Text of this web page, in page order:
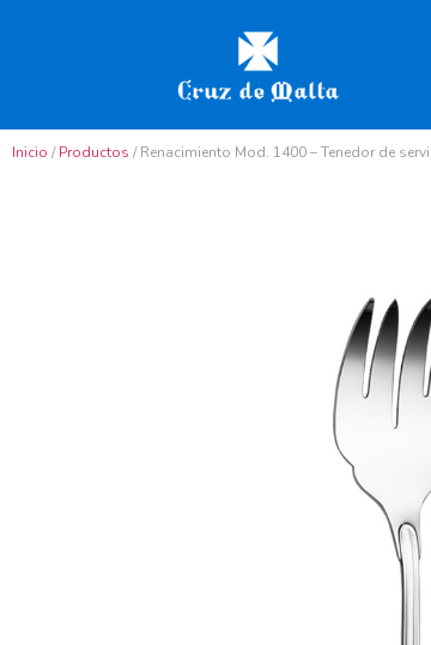
Inicio /Productos / Renacimiento Mod. 1400 – Tenedor de